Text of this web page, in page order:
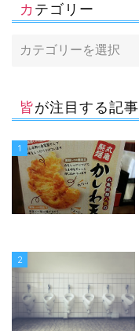
カテゴリー
皆が注目する記事
1
2